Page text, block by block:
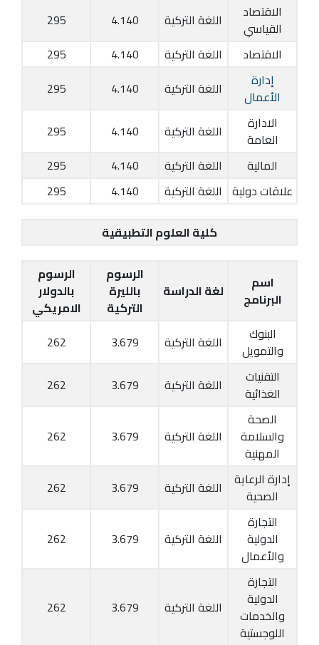
الاقتصاد
القياسي
اللغة التركية 4.140
295
الاقتصاد
اللغة التركية 4.140
295
إدارة
الأعمال
اللغة التركية 4.140
295
الادارة
العامة
اللغة التركية 4.140
295
المالية
اللغة التركية 4.140
295
علاقات دولية اللغة التركية 4.140
295
كلية العلوم التطبيقية
اسم
البرنامج
لغة الدراسة
الرسوم
بالليرة
التركية
الرسوم
بالدولار
الامريكي
البنوك
والتمويل
اللغة التركية 3.679
262
التقنيات
الغذائية
اللغة التركية 3.679
262
الصحة
والسلامة
المهنية
اللغة التركية 3.679
262
إدارة الرعاية
الصحية
اللغة التركية 3.679
262
التجارة
الدولية
والأعمال
اللغة التركية 3.679
262
التجارة
الدولية
والخدمات
اللوجستية
اللغة التركية 3.679
262